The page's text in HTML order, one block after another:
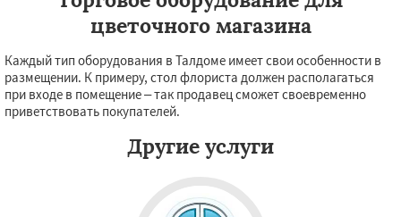
цветочного магазина
Каждый тип оборудования в Талдоме имеет свои особенности в
размещении. К примеру, стол флориста должен располагаться
при входе в помещение – так продавец сможет своевременно
приветствовать покупателей.
Другие услуги